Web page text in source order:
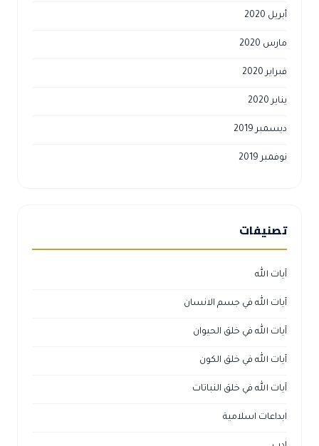
أبريل 2020
مارس 2020
فبراير 2020
يناير 2020
ديسمبر 2019
نوفمبر 2019
تصنيفات
آيات الله
آيات الله في جسم الانسان
آيات الله في خلق الحيوان
آيات الله في خلق الكون
آيات الله في خلق النباتات
ابداعات اسلامية